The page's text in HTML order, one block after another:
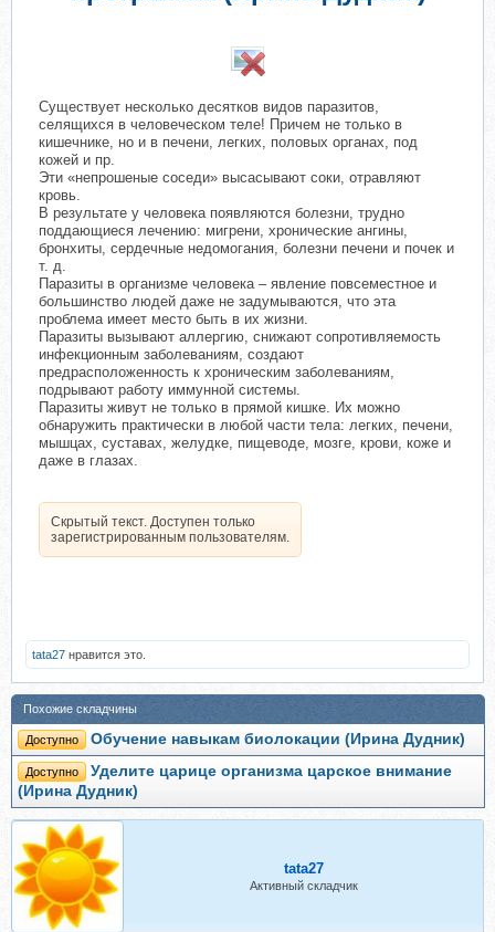
Существует несколько десятков видов паразитов,
селящихся в человеческом теле! Причем не только в
кишечнике, но и в печени, легких, половых органах, под
кожей и пр.
Эти «непрошеные соседи» высасывают соки, отравляют
кровь.
В результате у человека появляются болезни, трудно
поддающиеся лечению: мигрени, хронические ангины,
бронхиты, сердечные недомогания, болезни печени и почек и
т. д.
Паразиты в организме человека – явление повсеместное и
большинство людей даже не задумываются, что эта
проблема имеет место быть в их жизни.
Паразиты вызывают аллергию, снижают сопротивляемость
инфекционным заболеваниям, создают
предрасположенность к хроническим заболеваниям,
подрывают работу иммунной системы.
Паразиты живут не только в прямой кишке. Их можно
обнаружить практически в любой части тела: легких, печени,
мышцах, суставах, желудке, пищеводе, мозге, крови, коже и
даже в глазах.
Скрытый текст. Доступен только
зарегистрированным пользователям.
tata27 нравится это.
Похожие складчины
Доступно Обучение навыкам биолокации (Ирина Дудник)
Доступно
Уделите царице организма царское внимание
(Ирина Дудник)
tata27
Активный складчик